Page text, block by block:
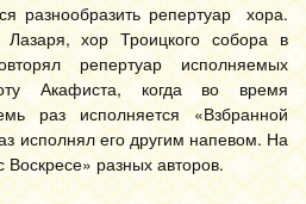
разнообразить репертуар хора.
хор Троицкого собора в
репертуар исполняемых
Акафиста, когда во время
раз исполняется «Взбранной
исполнял его другим напевом. На
разных авторов.